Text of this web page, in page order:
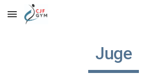
Skip to main content
Juge